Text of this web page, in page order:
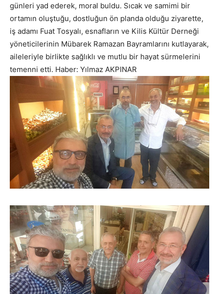
günleri yad ederek, moral buldu. Sıcak ve samimi bir
ortamın oluştuğu, dostluğun ön planda olduğu ziyarette,
iş adamı Fuat Tosyalı, esnafların ve Kilis Kültür Derneği
yöneticilerinin Mübarek Ramazan Bayramlarını kutlayarak,
aileleriyle birlikte sağlıklı ve mutlu bir hayat sürmelerini
temenni etti. Haber: Yılmaz AKPINAR